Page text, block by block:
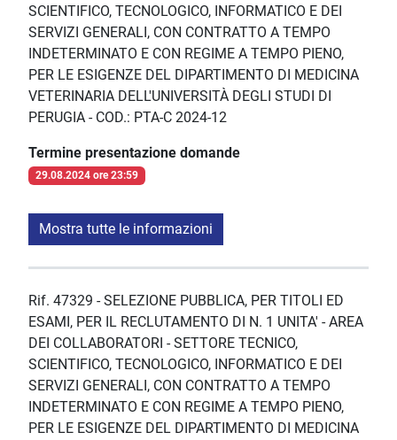
SCIENTIFICO, TECNOLOGICO, INFORMATICO E DEI
SERVIZI GENERALI, CON CONTRATTO A TEMPO
INDETERMINATO E CON REGIME A TEMPO PIENO,
PER LE ESIGENZE DEL DIPARTIMENTO DI MEDICINA
VETERINARIA DELL'UNIVERSITÀ DEGLI STUDI DI
PERUGIA - COD.: PTA-C 2024-12
Termine presentazione domande
29.08.2024 ore 23:59
Mostra tutte le informazioni
Rif. 47329 - SELEZIONE PUBBLICA, PER TITOLI ED
ESAMI, PER IL RECLUTAMENTO DI N. 1 UNITA' - AREA
DEI COLLABORATORI - SETTORE TECNICO,
SCIENTIFICO, TECNOLOGICO, INFORMATICO E DEI
SERVIZI GENERALI, CON CONTRATTO A TEMPO
INDETERMINATO E CON REGIME A TEMPO PIENO,
PER LE ESIGENZE DEL DIPARTIMENTO DI MEDICINA